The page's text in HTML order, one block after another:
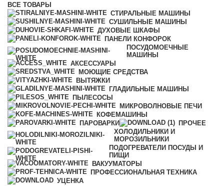
ВСЕ ТОВАРЫ
СТИРАЛЬНЫЕ МАШИНЫ
СУШИЛЬНЫЕ МАШИНЫ
ДУХОВЫЕ ШКАФЫ
ПАНЕЛИ КОНФОРОК
ПОСУДОМОЕЧНЫЕ
МАШИНЫ
АКСЕССУАРЫ
МОЮЩИЕ СРЕДСТВА
ВЫТЯЖКИ
ГЛАДИЛЬНЫЕ МАШИНЫ
ПЫЛЕСОСЫ
МИКРОВОЛНОВЫЕ ПЕЧИ
КОФЕМАШИНЫ
ПАРОВАРКИ
ПРОЧЕЕ
ХОЛОДИЛЬНИКИ И
МОРОЗИЛЬНИКИ
ПОДОГРЕВАТЕЛИ ПОСУДЫ И
ПИЩИ
ВАКУУМАТОРЫ
ПРОФЕССИОНАЛЬНАЯ ТЕХНИКА
УЦЕНКА